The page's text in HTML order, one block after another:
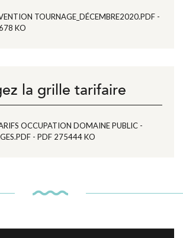
TOURNAGE_DÉCEMBRE2020.PDF -
KO
la grille tarifaire
OCCUPATION DOMAINE PUBLIC -
- PDF 275444 KO